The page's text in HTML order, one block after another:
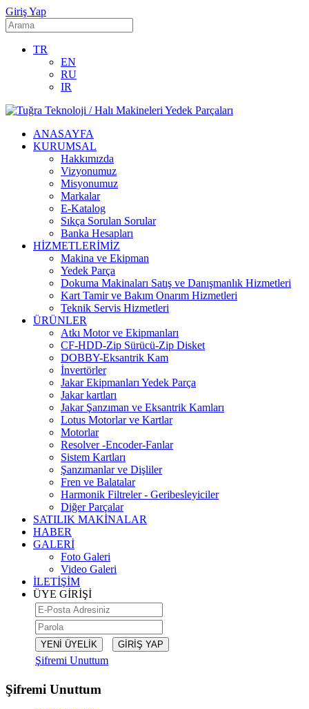
Giriş Yap
TR
EN
RU
IR
ANASAYFA
KURUMSAL
Hakkımızda
Vizyonumuz
Misyonumuz
Markalar
E-Katalog
Sıkça Sorulan Sorular
Banka Hesapları
HİZMETLERİMİZ
Makina ve Ekipman
Yedek Parça
Dokuma Makinaları Satış ve Danışmanlık Hizmetleri
Kart Tamir ve Bakım Onarım Hizmetleri
Teknik Servis Hizmetleri
ÜRÜNLER
Atkı Motor ve Ekipmanları
CF-HDD-Zip Sürücü-Zip Disket
DOBBY-Eksantrik Kam
İnvertörler
Jakar Ekipmanları Yedek Parça
Jakar kartları
Jakar Şanzıman ve Eksantrik Kamları
Lotus Motorlar ve Kartlar
Motorlar
Resolver -Encoder-Fanlar
Sistem Kartları
Şanzımanlar ve Dişliler
Fren ve Balatalar
Harmonik Filtreler - Geribesleyiciler
Diğer Parçalar
SATILIK MAKİNALAR
HABER
GALERİ
Foto Galeri
Video Galeri
İLETİŞİM
ÜYE GİRİŞİ
Şifremi Unuttum
Şifremi Unuttum